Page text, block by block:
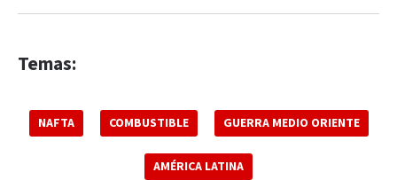
Temas:
NAFTA COMBUSTIBLE GUERRA MEDIO ORIENTE
AMÉRICA LATINA